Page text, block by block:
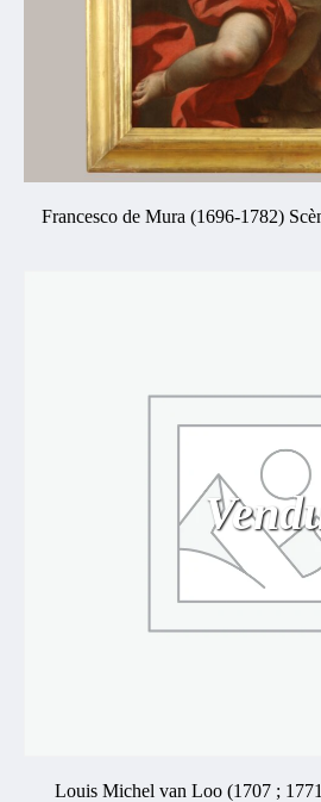
Francesco de Mura (1696-1782)
Louis Michel van Loo (1707 ;